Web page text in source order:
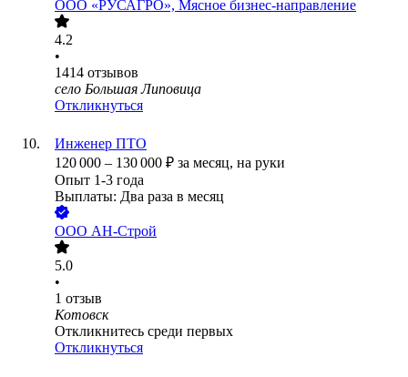
ООО «РУСАГРО», Мясное бизнес-направление
4.2
•
1414 отзывов
село Большая Липовица
Откликнуться
Инженер ПТО
120 000 – 130 000 ₽ за месяц, на руки
Опыт 1-3 года
Выплаты: Два раза в месяц
ООО АН-Строй
5.0
•
1 отзыв
Котовск
Откликнитесь среди первых
Откликнуться